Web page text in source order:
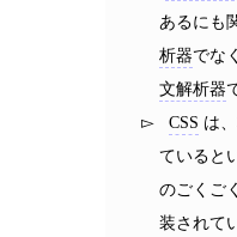
あるにも
析器でな
文解析器
CSS は
ていると
のごくご
装されて